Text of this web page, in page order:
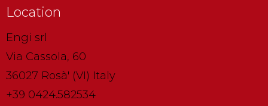
Location
Engi srl
Via Cassola, 60
36027 Rosà' (VI) Italy
+39 0424.582534